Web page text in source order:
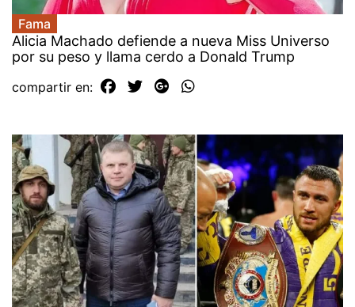
Fama
Alicia Machado defiende a nueva Miss Universo
por su peso y llama cerdo a Donald Trump
compartir en: